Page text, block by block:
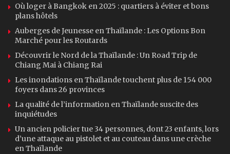
Où loger à Bangkok en 2025 : quartiers à éviter et bons
plans hôtels
Auberges de Jeunesse en Thaïlande : Les Options Bon
Marché pour les Routards
Découvrir le Nord de la Thaïlande : Un Road Trip de
Chiang Mai à Chiang Rai
Les inondations en Thaïlande touchent plus de 154 000
foyers dans 26 provinces
La qualité de l’information en Thaïlande suscite des
inquiétudes
Un ancien policier tue 34 personnes, dont 23 enfants, lors
d’une attaque au pistolet et au couteau dans une crèche
en Thaïlande